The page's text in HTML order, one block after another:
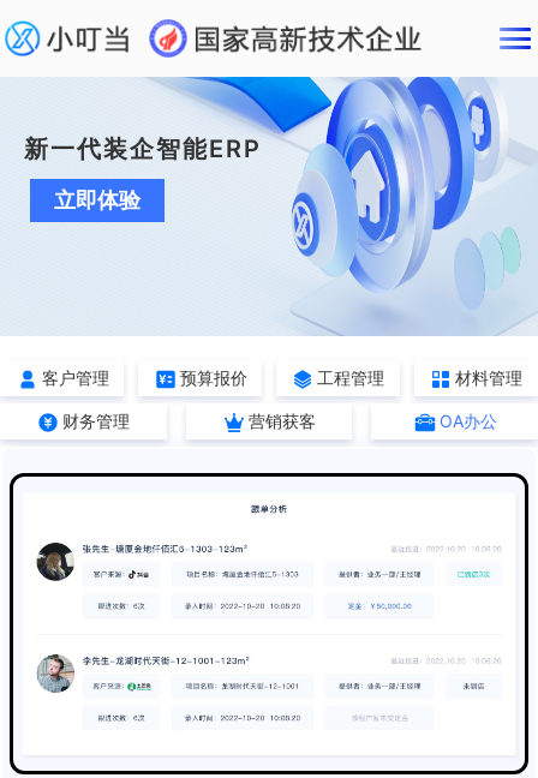
新一代装企智能ERP
立即体验
客户管理 预算报价 工程管理 材料管理
财务管理 营销获客 OA办公